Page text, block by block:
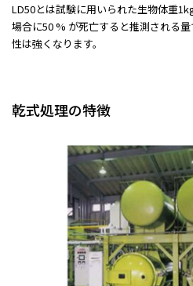
LD50とは試験に用いられた生物体重
場合に50 % が死亡すると推測される
性は強くなります。
乾式処理の特徴